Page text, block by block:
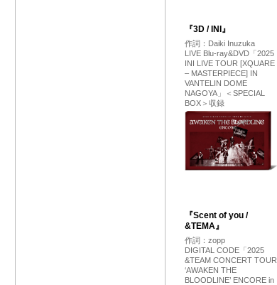
『3D / INI』
作詞：Daiki Inuzuka
LIVE Blu-ray&DVD「2025
INI LIVE TOUR [XQUARE
– MASTERPIECE] IN
VANTELIN DOME
NAGOYA」＜SPECIAL
BOX＞収録
『Scent of you /
&TEMA』
作詞：zopp
DIGITAL CODE「2025
&TEAM CONCERT TOUR
‘AWAKEN THE
BLOODLINE’ ENCORE in